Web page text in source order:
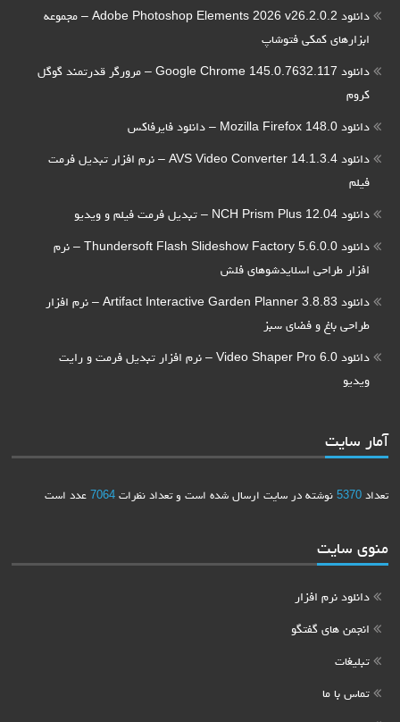
دانلود Adobe Photoshop Elements 2026 v26.2.0.2 – مجموعه
ابزارهای کمکی فتوشاپ
دانلود Google Chrome 145.0.7632.117 – مرورگر قدرتمند گوگل
کروم
دانلود Mozilla Firefox 148.0 – دانلود فایرفاکس
دانلود AVS Video Converter 14.1.3.4 – نرم افزار تبدیل فرمت
فیلم
دانلود NCH Prism Plus 12.04 – تبدیل فرمت فیلم و ویدیو
دانلود Thundersoft Flash Slideshow Factory 5.6.0.0 – نرم
افزار طراحی اسلایدشوهای فلش
دانلود Artifact Interactive Garden Planner 3.8.83 – نرم افزار
طراحی باغ و فضای سبز
دانلود Video Shaper Pro 6.0 – نرم افزار تبدیل فرمت و رایت
ویدیو
آمار سایت
تعداد5370 نوشته در سایت ارسال شده است و تعداد نظرات7064 عدد است
منوی سایت
دانلود نرم افزار
انجمن های گفتگو
تبلیغات
تماس با ما